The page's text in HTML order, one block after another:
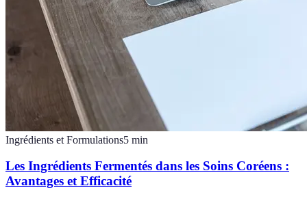
Ingrédients et Formulations5 min
Les Ingrédients Fermentés dans les Soins Coréens :
Avantages et Efficacité